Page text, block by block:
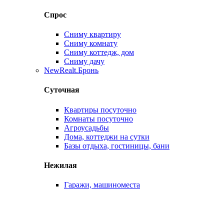
Спрос
Сниму квартиру
Сниму комнату
Сниму коттедж, дом
Сниму дачу
NewRealt.Бронь
Суточная
Квартиры посуточно
Комнаты посуточно
Агроусадьбы
Дома, коттеджи на сутки
Базы отдыха, гостиницы, бани
Нежилая
Гаражи, машиноместа